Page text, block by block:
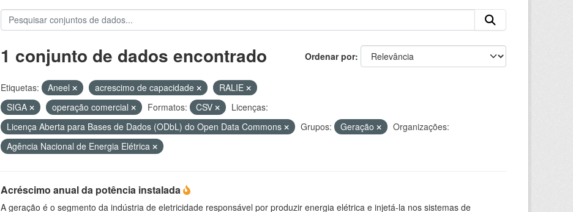
Ordenar por
1 conjunto de dados encontrado
Etiquetas: Aneel acrescimo de capacidade
RALIE
SIGA
operação comercial Formatos: CSV
Licenças:
Licença Aberta para Bases de Dados (ODbL) do Open Data Commons
Grupos: Geração
Organizações:
Agência Nacional de Energia Elétrica
Acréscimo anual da potência instalada
A geração é o segmento da indústria de eletricidade responsável por produzir energia elétrica e injetá-la nos sistemas de